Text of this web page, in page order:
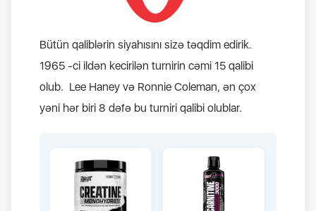
Bütün qaliblərin siyahısını sizə təqdim edirik.
1965 -ci ildən kecirilən turnirin cəmi 15 qalibi
olub. Lee Haney və Ronnie Coleman, ən çox
yəni hər biri 8 dəfə bu turniri qalibi olublar.